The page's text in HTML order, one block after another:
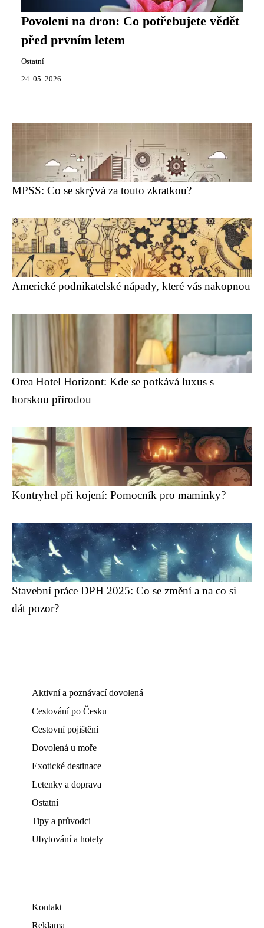
Povolení na dron: Co potřebujete vědět
před prvním letem
Ostatní
24. 05. 2026
MPSS: Co se skrývá za touto zkratkou?
Americké podnikatelské nápady, které vás nakopnou
Orea Hotel Horizont: Kde se potkává luxus s
horskou přírodou
Kontryhel při kojení: Pomocník pro maminky?
Stavební práce DPH 2025: Co se změní a na co si
dát pozor?
Aktivní a poznávací dovolená
Cestování po Česku
Cestovní pojištění
Dovolená u moře
Exotické destinace
Letenky a doprava
Ostatní
Tipy a průvodci
Ubytování a hotely
Kontakt
Reklama